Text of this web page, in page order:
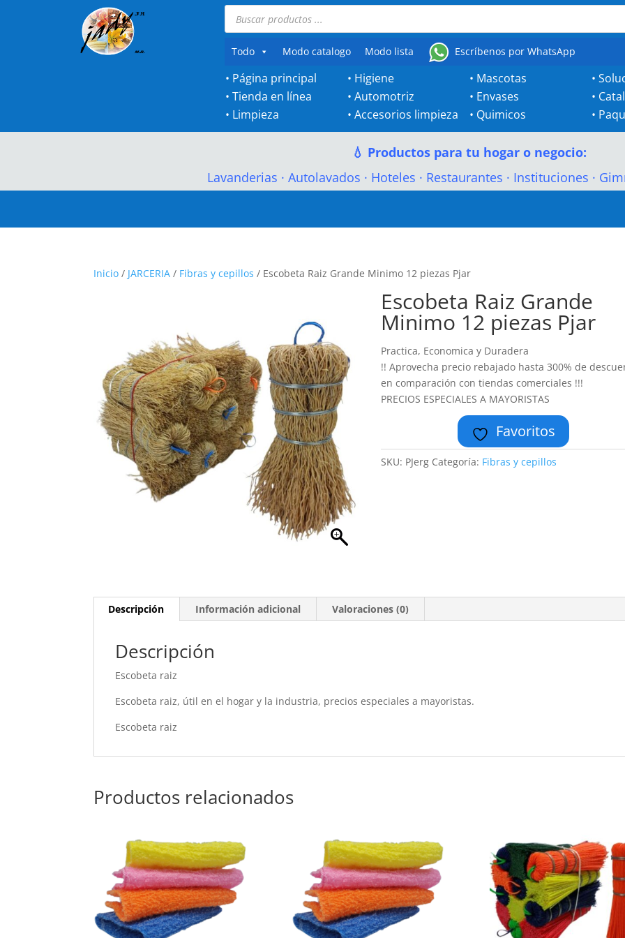
Búsqueda
productos
Todo
Modo catalogo Modo lista Escríbenos por WhatsApp
• Página principal
•Tienda en línea
• Limpieza
• Higiene
•Automotriz
•Accesorios limpieza
• Mascotas
• Envases
• Quimicos
•
•
•
💧 Productos para tu hogar o negocio:
Lavanderias · Autolavados · Hoteles · Restaurantes · Instituciones ·
Inicio / JARCERIA / Fibras y cepillos / Escobeta Raiz Grande Minimo 12 piezas Pjar
Escobeta Raiz Grande
Minimo 12 piezas Pjar
Practica, Economica y Duradera
!! Aprovecha precio rebajado hasta 300% de
en comparación con tiendas comerciales !!!
PRECIOS ESPECIALES A MAYORISTAS
Favoritos
SKU: PJerg Categoría: Fibras y cepillos
Descripción Información adicional Valoraciones (0)
Descripción
Escobeta raiz
Escobeta raiz, útil en el hogar y la industria, precios especiales a mayoristas.
Escobeta raiz
Productos relacionados